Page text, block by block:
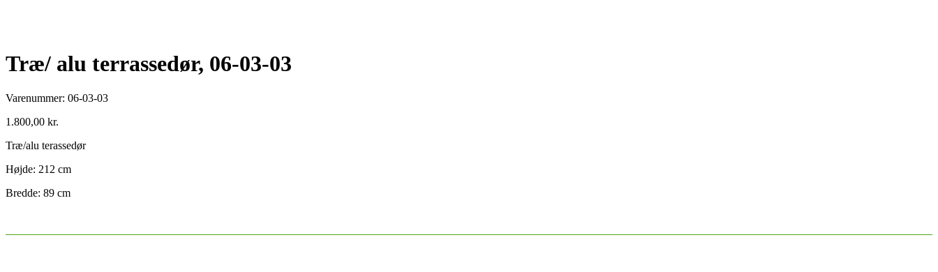
Træ/ alu terrassedør, 06-03-03
Varenummer: 06-03-03
1.800,00 kr.
Træ/alu terassedør
Højde: 212 cm
Bredde: 89 cm